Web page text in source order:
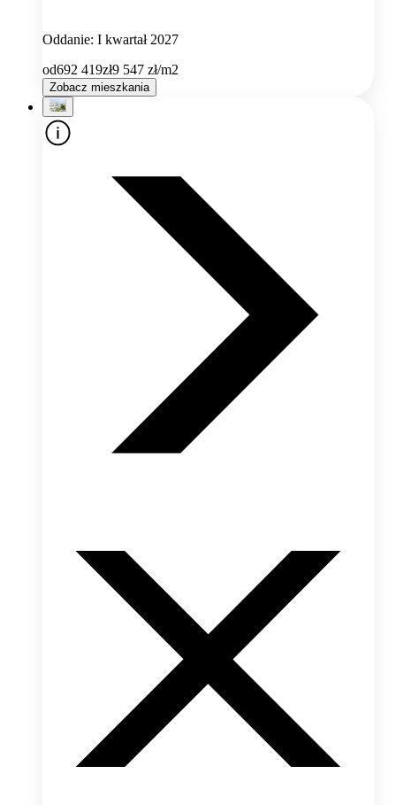
Oddanie: I kwartał 2027
od692 419zł9 547 zł/m2
Zobacz mieszkania